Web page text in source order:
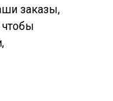
заказы,